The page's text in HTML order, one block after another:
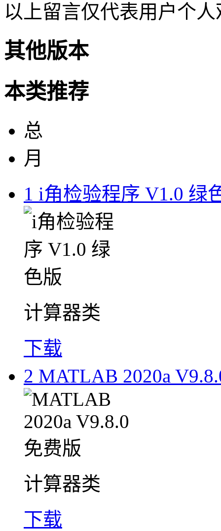
以上留言仅代表用户个
其他版本
本类推荐
总
月
1 i角检验程序 V1.0 绿
计算器类
下载
2 MATLAB 2020a
计算器类
下载